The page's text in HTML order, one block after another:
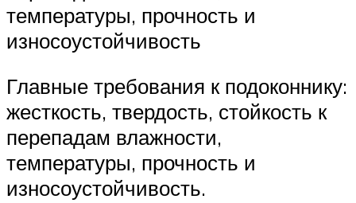
температуры, прочность и
износоустойчивость
Главные требования к подоконнику:
жесткость, твердость, стойкость к
перепадам влажности,
температуры, прочность и
износоустойчивость.